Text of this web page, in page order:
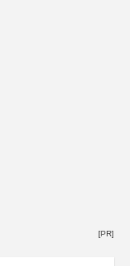
[PR]